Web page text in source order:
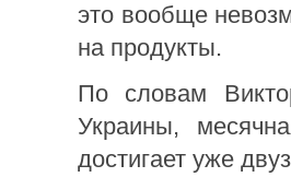
это вообще
на продукты.
По словам
Украины,
достигает уже